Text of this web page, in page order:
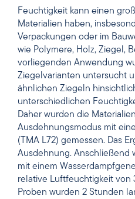
Ziegeln in Abhängigkeit
Luftfeuchtigkeit
Feuchtigkeit kann einen
Materialien haben,
Verpackungen oder im
wie Polymere, Holz, Ziegel,
vorliegenden Anwendung
Ziegelvarianten untersucht
ähnlichen Ziegeln
unterschiedlichen
Daher wurden die
Ausdehnungsmodus mit
(TMA L72) gemessen. Das
Ausdehnung. Anschließend